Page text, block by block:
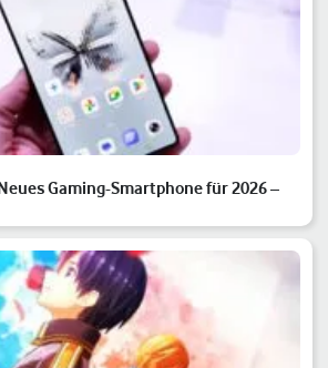
Gaming-Smartphone für 2026 –